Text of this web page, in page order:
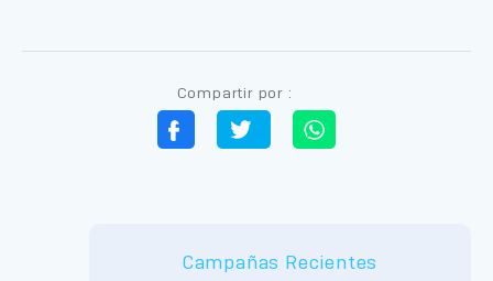
Compartir por :
Campañas Recientes